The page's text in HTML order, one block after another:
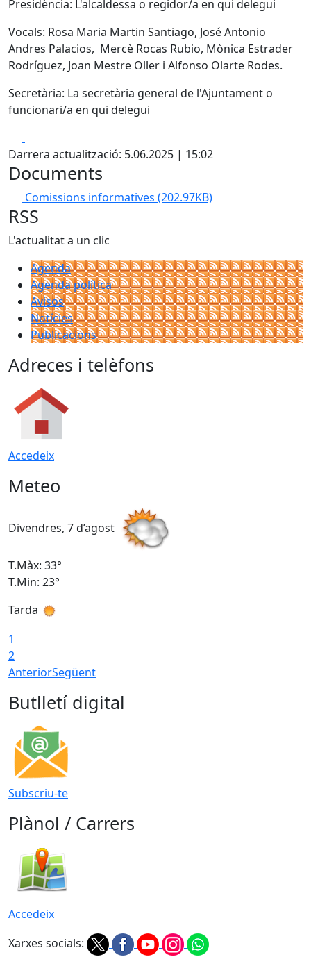
Presidència: L'alcaldessa o regidor/a en qui delegui
Vocals: Rosa Maria Martin Santiago, José Antonio
Andres Palacios, Mercè Rocas Rubio, Mònica Estrader
Rodríguez, Joan Mestre Oller i Alfonso Olarte Rodes.
Secretària: La secretària general de l'Ajuntament o
funcionari/a en qui delegui
Darrera actualització: 5.06.2025 | 15:02
Documents
Comissions informatives (202.97KB)
RSS
L'actualitat a un clic
Agenda
Agenda política
Avisos
Notícies
Publicacions
Adreces i telèfons
Accedeix
Meteo
Divendres, 7 d’agost
T.Màx: 33°
T.Min: 23°
Tarda
1
2
AnteriorSegüent
Butlletí digital
Subscriu-te
Plànol / Carrers
Accedeix
Xarxes socials: